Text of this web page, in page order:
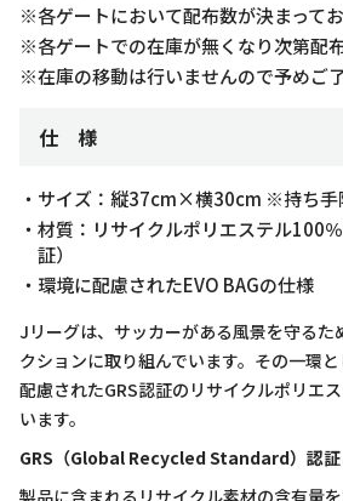
※各ゲートにおいて配布数が決まってお
※各ゲートでの在庫が無くなり次第配
※在庫の移動は行いませんので予めご
仕 様
・サイズ：縦37cm×横30cm ※持ち手
・材質：リサイクルポリエステル100
証）
・環境に配慮されたEVO BAGの仕様
Jリーグは、サッカーがある風景を守るた
クションに取り組んでいます。その一環
配慮されたGRS認証のリサイクルポリエ
います。
GRS（Global Recycled Standard）認
製品に含まれるリサイクル素材の含有量